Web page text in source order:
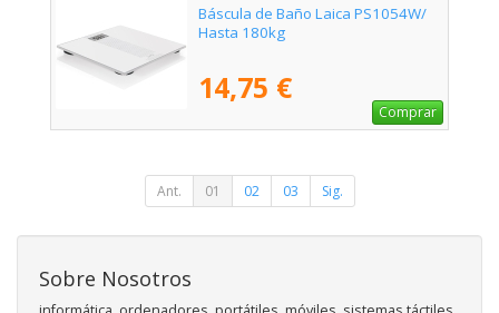
Báscula de Baño Laica PS1054W/
Hasta 180kg
14,75 €
Comprar
Ant. 01 02 03 Sig.
Sobre Nosotros